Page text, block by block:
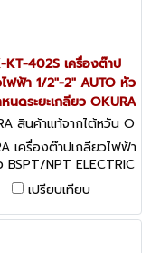
KT-402S เครื่องต๊าป
ฟฟ้า 1/2"-2" AUTO หัว
นดระยะเกลียว OKURA
สินค้าแท้จากไต้หวัน O
K-KT-402S
เครื่องต๊าปเกลียวไฟฟ้า
BSPT/NPT ELECTRIC
MACHINE อะไหล่
พร้อม
เปรียบเทียบ